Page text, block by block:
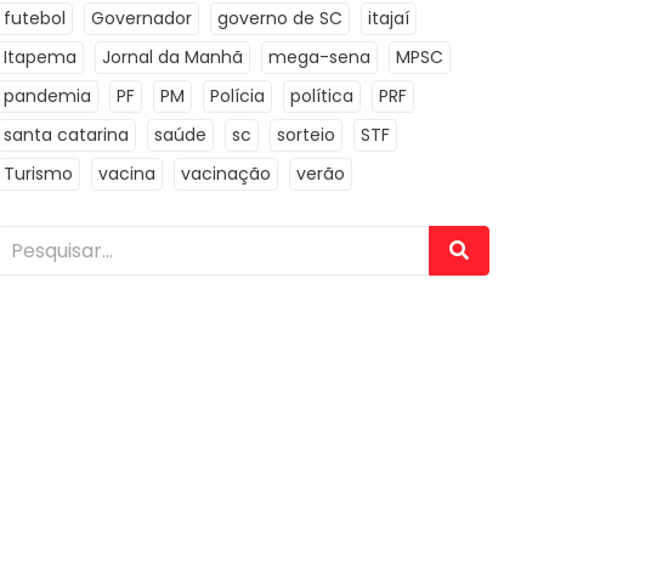
futebol
Governador governo de SC
itajaí
Itapema
Jornal da Manhã mega-sena
MPSC
pandemia
PF PM Polícia política
PRF
santa catarina
saúde sc sorteio
STF
Turismo
vacina vacinação verão